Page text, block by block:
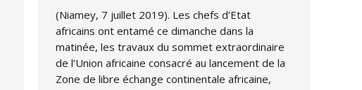
(Niamey, 7 juillet 2019). Les chefs d’Etat
africains ont entamé ce dimanche dans la
matinée, les travaux du sommet extraordinaire
de l’Union africaine consacré au lancement de la
Zone de libre échange continentale africaine,